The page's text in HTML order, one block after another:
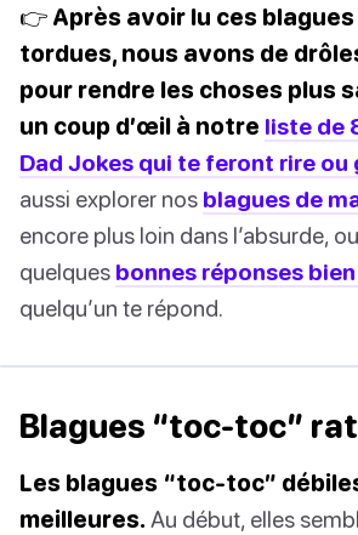
👉 Après avoir lu ces
tordues, nous avons de
pour rendre les choses plus
un coup d’œil à notre liste de
Dad Jokes qui te feront rire ou
aussi explorer nos blagues de
encore plus loin dans l’absurde,
quelques bonnes réponses
quelqu’un te répond.
Blagues “toc-toc”
Les blagues “toc-toc”
meilleures. Au début, elles